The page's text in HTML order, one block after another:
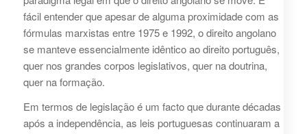
fácil entender que apesar de alguma proximidade com as
fórmulas marxistas entre 1975 e 1992, o direito angolano
se manteve essencialmente idêntico ao direito português,
quer nos grandes corpos legislativos, quer na doutrina,
quer na formação.
Em termos de legislação é um facto que durante décadas
após a independência, as leis portuguesas continuaram a